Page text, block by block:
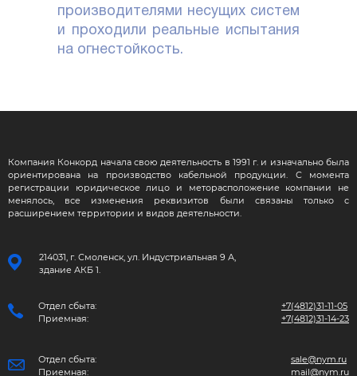
производителями несущих систем
и проходили реальные испытания
на огнестойкость.
Компания Конкорд начала свою деятельность в 1991 г. и изначально была
ориентирована на производство кабельной продукции. С момента
регистрации юридическое лицо и меторасположение компании не
менялось, все изменения реквизитов были связаны только с
расширением территории и видов деятельности.
214031, г. Смоленск, ул. Индустриальная 9 А,
здание АКБ 1.
Отдел сбыта:
Приемная:
+7(4812)31-11-05
+7(4812)31-14-23
Отдел сбыта:
Приемная:
sale@nym.ru
mail@nym.ru